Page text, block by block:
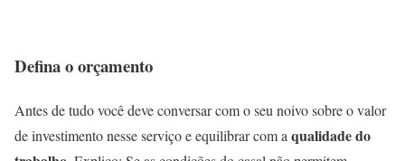
Defina o orçamento
Antes de tudo você deve conversar com o seu noivo sobre o valor
de investimento nesse serviço e equilibrar com a qualidade do